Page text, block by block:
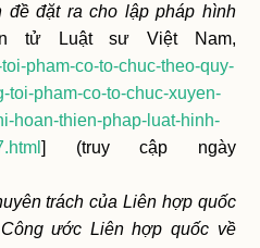
đề đặt ra cho lập pháp hình
tử Luật sư Việt Nam,
pham-co-to-chuc-theo-quy-
toi-pham-co-to-chuc-xuyen-
hoan-thien-phap-luat-hinh-
] (truy cập ngày
trách của Liên hợp quốc
ước Liên hợp quốc về